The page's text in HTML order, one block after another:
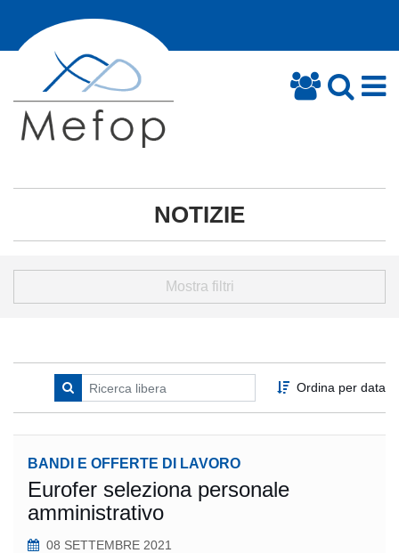
NOTIZIE
Mostra filtri
Ordina per data
BANDI E OFFERTE DI LAVORO
Eurofer seleziona personale
amministrativo
08 SETTEMBRE 2021